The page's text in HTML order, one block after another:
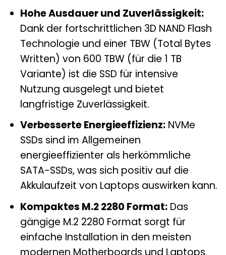
Hohe Ausdauer und Zuverlässigkeit:
Dank der fortschrittlichen 3D NAND Flash
Technologie und einer TBW (Total Bytes
Written) von 600 TBW (für die 1 TB
Variante) ist die SSD für intensive
Nutzung ausgelegt und bietet
langfristige Zuverlässigkeit.
Verbesserte Energieeffizienz:NVMe
SSDs sind im Allgemeinen
energieeffizienter als herkömmliche
SATA-SSDs, was sich positiv auf die
Akkulaufzeit von Laptops auswirken kann.
Kompaktes M.2 2280 Format:Das
gängige M.2 2280 Format sorgt für
einfache Installation in den meisten
modernen Motherboards und Laptops.